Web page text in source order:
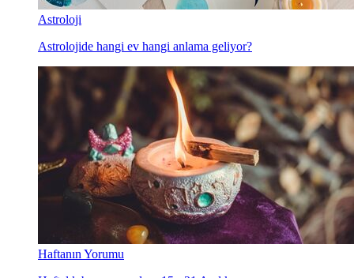
Astroloji
Astrolojide hangi ev hangi anlama geliyor?
Haftanın Yorumu